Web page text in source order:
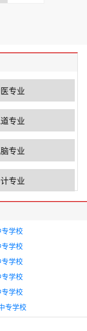
专业
专业
专业
专业
学校
学校
学校
学校
学校
专学校